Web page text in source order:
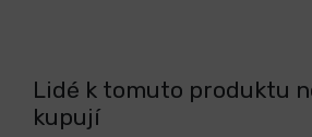
Lidé k tomuto produktu
kupují